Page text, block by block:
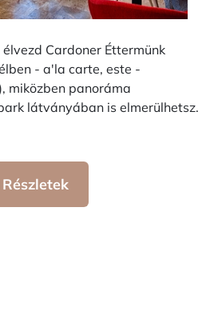
Cardoner Éttermünk
- a'la carte, este -
miközben panoráma
látványában is elmerülhetsz.
Részletek